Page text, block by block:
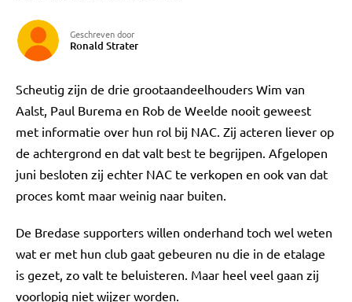
Geschreven door
Ronald Strater
Scheutig zijn de drie grootaandeelhouders Wim van
Aalst, Paul Burema en Rob de Weelde nooit geweest
met informatie over hun rol bij NAC. Zij acteren liever op
de achtergrond en dat valt best te begrijpen. Afgelopen
juni besloten zij echter NAC te verkopen en ook van dat
proces komt maar weinig naar buiten.
De Bredase supporters willen onderhand toch wel weten
wat er met hun club gaat gebeuren nu die in de etalage
is gezet, zo valt te beluisteren. Maar heel veel gaan zij
voorlopig niet wijzer worden.